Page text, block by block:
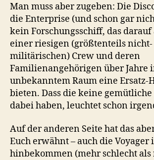
Man muss aber zugeben: Die
die Enterprise (und schon gar
kein Forschungsschiff, das darauf
einer riesigen (größtenteils nicht-
militärischen) Crew und deren
Familienangehörigen über Jahre
unbekanntem Raum eine Ersatz-
bieten. Dass die keine
dabei haben, leuchtet schon
Auf der anderen Seite hat das
Euch erwähnt – auch die
hinbekommen (mehr schlecht